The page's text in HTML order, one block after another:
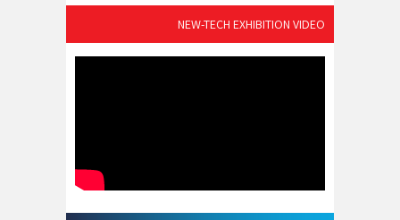
NEW-TECH EXHIBITION VIDEO